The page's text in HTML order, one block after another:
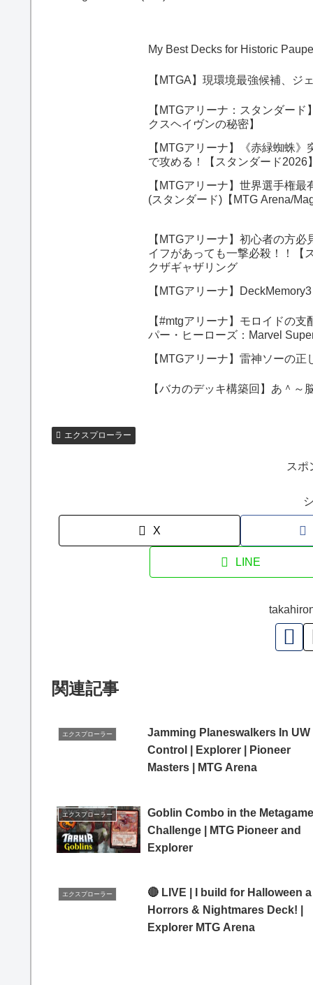
My Best Decks for Historic
【MTGA】現環境最強候補、ジ
【MTGアリーナ：スタンダー
クスヘイヴンの秘密】
【MTGアリーナ】《赤緑蜘蛛
で攻める！【スタンダード2026
【MTGアリーナ】世界選手権
(スタンダード)【MTG Arena/
【MTGアリーナ】初心者の方
イフがあっても一撃必殺！！【
クザギャザリング
【MTGアリーナ】
【#mtgアリーナ】モロイドの
パー・ヒーローズ：Marvel
【MTGアリーナ】雷神ソーの
【バカのデッキ構築回】あ＾
エクスプローラー
スポ
X
LINE
関連記事
エクスプローラー
Jamming Planeswalkers In UW
Control | Explorer | Pioneer
Masters | MTG Arena
エクスプローラー
Goblin Combo in the Metagame
Challenge | MTG Pioneer and
Explorer
エクスプローラー
🔴 LIVE | I build for Halloween a
Horrors & Nightmares Deck! |
Explorer MTG Arena